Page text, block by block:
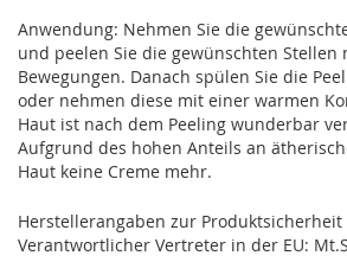
Anwendung: Nehmen Sie die
und peelen Sie die gewünschten
Bewegungen. Danach spülen Sie die
oder nehmen diese mit einer warmen
Haut ist nach dem Peeling wunderbar
Aufgrund des hohen Anteils an
Haut keine Creme mehr.
Herstellerangaben zur Produktsicherheit
Verantwortlicher Vertreter in der EU: